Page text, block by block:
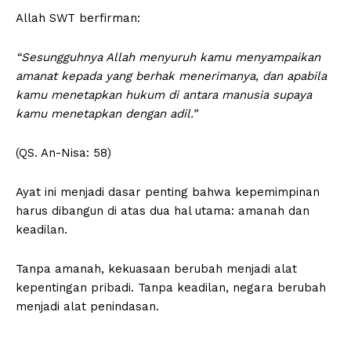
Allah SWT berfirman:
“Sesungguhnya Allah menyuruh kamu menyampaikan
amanat kepada yang berhak menerimanya, dan apabila
kamu menetapkan hukum di antara manusia supaya
kamu menetapkan dengan adil.”
(QS. An-Nisa: 58)
Ayat ini menjadi dasar penting bahwa kepemimpinan
harus dibangun di atas dua hal utama: amanah dan
keadilan.
Tanpa amanah, kekuasaan berubah menjadi alat
kepentingan pribadi. Tanpa keadilan, negara berubah
menjadi alat penindasan.